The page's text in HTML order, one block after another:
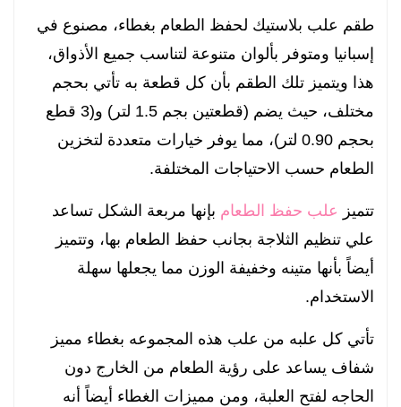
طقم علب بلاستيك لحفظ الطعام بغطاء، مصنوع في
إسبانيا ومتوفر بألوان متنوعة لتناسب جميع الأذواق،
هذا ويتميز تلك الطقم بأن كل قطعة به تأتي بحجم
مختلف، حيث يضم (قطعتين بجم 1.5 لتر) و(3 قطع
بحجم 0.90 لتر)، مما يوفر خيارات متعددة لتخزين
الطعام حسب الاحتياجات المختلفة.
تتميز علب حفظ الطعام بإنها مربعة الشكل تساعد
علي تنظيم الثلاجة بجانب حفظ الطعام بها، وتتميز
أيضاً بأنها متينه وخفيفة الوزن مما يجعلها سهلة
الاستخدام.
تأتي كل علبه من علب هذه المجموعه بغطاء مميز
شفاف يساعد على رؤية الطعام من الخارج دون
الحاجه لفتح العلبة، ومن مميزات الغطاء أيضاً أنه